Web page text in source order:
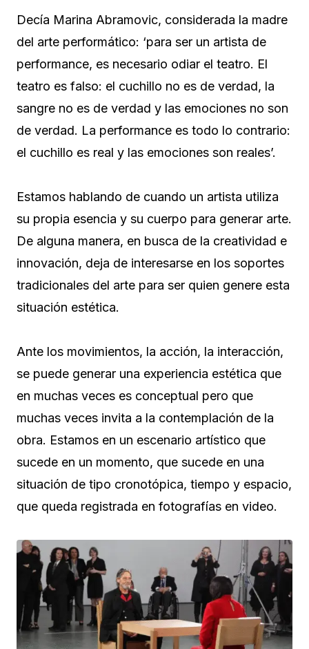
Decía Marina Abramovic, considerada la madre
del arte performático: ‘para ser un artista de
performance, es necesario odiar el teatro. El
teatro es falso: el cuchillo no es de verdad, la
sangre no es de verdad y las emociones no son
de verdad. La performance es todo lo contrario:
el cuchillo es real y las emociones son reales’.
Estamos hablando de cuando un artista utiliza
su propia esencia y su cuerpo para generar arte.
De alguna manera, en busca de la creatividad e
innovación, deja de interesarse en los soportes
tradicionales del arte para ser quien genere esta
situación estética.
Ante los movimientos, la acción, la interacción,
se puede generar una experiencia estética que
en muchas veces es conceptual pero que
muchas veces invita a la contemplación de la
obra. Estamos en un escenario artístico que
sucede en un momento, que sucede en una
situación de tipo cronotópica, tiempo y espacio,
que queda registrada en fotografías en video.